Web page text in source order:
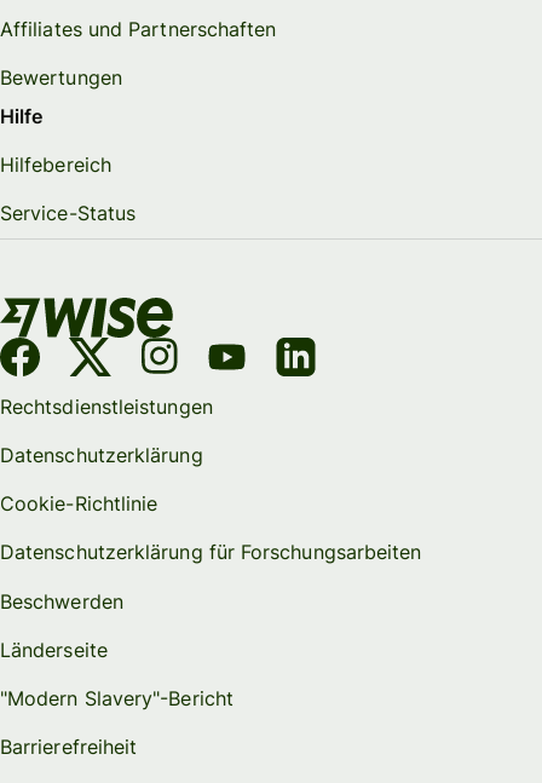
Affiliates und Partnerschaften
Bewertungen
Hilfe
Hilfebereich
Service-Status
Rechtsdienstleistungen
Datenschutzerklärung
Cookie-Richtlinie
Datenschutzerklärung für Forschungsarbeiten
Beschwerden
Länderseite
"Modern Slavery"-Bericht
Barrierefreiheit